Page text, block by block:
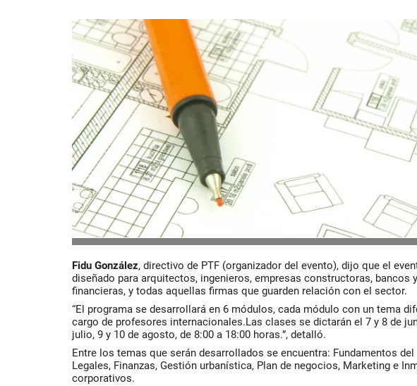
Fidu González, directivo de PTF (organizador del evento), dijo que el
diseñado para arquitectos, ingenieros, empresas constructoras, bancos y
financieras, y todas aquellas firmas que guarden relación con el sector.
“El programa se desarrollará en 6 módulos, cada módulo con un tema
cargo de profesores internacionales.Las clases se dictarán el 7 y 8 de
julio, 9 y 10 de agosto, de 8:00 a 18:00 horas.”, detalló.
Entre los temas que serán desarrollados se encuentra: Fundamentos
Legales, Finanzas, Gestión urbanística, Plan de negocios, Marketing e
corporativos.